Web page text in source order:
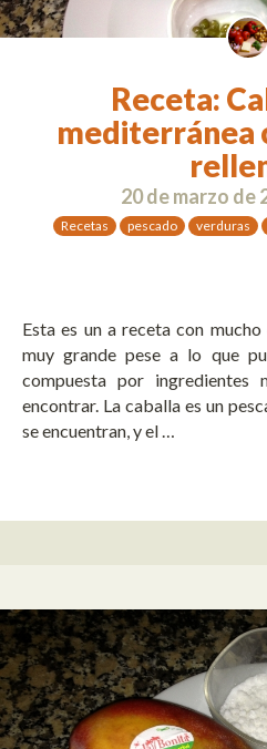
Receta:
mediterránea
20 de marzo de
Recetas pescado verduras
Esta es un a receta con
muy grande pese a lo que
compuesta por
encontrar. La caballa es un
se encuentran, y el …